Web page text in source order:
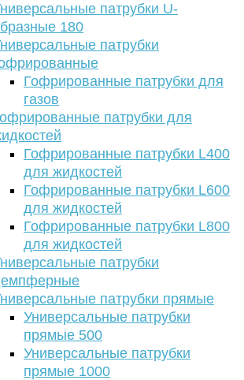
патрубки U-
180
патрубки
Гофрированные патрубки для
газов
патрубки для
Гофрированные патрубки L400
для жидкостей
Гофрированные патрубки L600
для жидкостей
Гофрированные патрубки L800
для жидкостей
патрубки
патрубки прямые
Универсальные патрубки
прямые 500
Универсальные патрубки
прямые 1000